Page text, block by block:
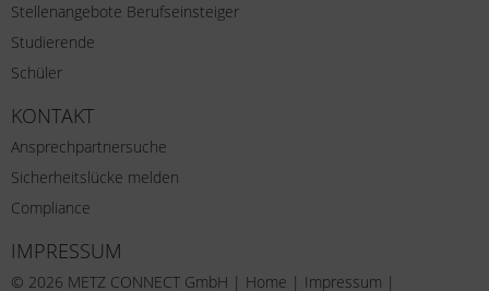
Stellenangebote Berufseinsteiger
Studierende
Schüler
KONTAKT
Ansprechpartnersuche
Sicherheitslücke melden
Compliance
IMPRESSUM
© 2026 METZ CONNECT GmbH | Home | Impressum |